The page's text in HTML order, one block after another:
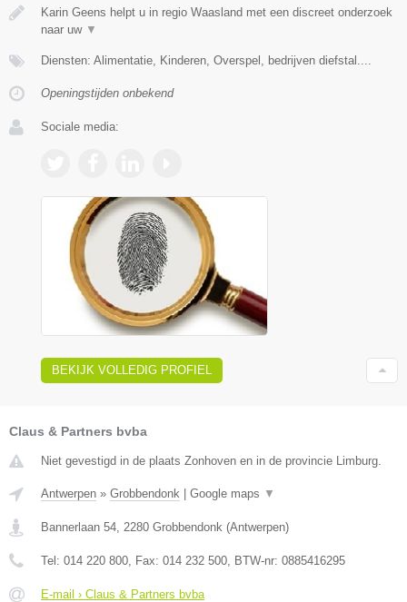
Karin Geens helpt u in regio Waasland met een discreet onderzoek
naar uw ▼
Diensten: Alimentatie, Kinderen, Overspel, bedrijven diefstal....
Openingstijden onbekend
Sociale media:
BEKIJK VOLLEDIG PROFIEL
Claus & Partners bvba
Niet gevestigd in de plaats Zonhoven en in de provincie Limburg.
Antwerpen » Grobbendonk | Google maps ▼
Bannerlaan 54 2280 Grobbendonk (Antwerpen)
Tel: 014 220 800 , Fax: 014 232 500 , BTW-nr: 0885416295
E-mail › Claus & Partners bvba